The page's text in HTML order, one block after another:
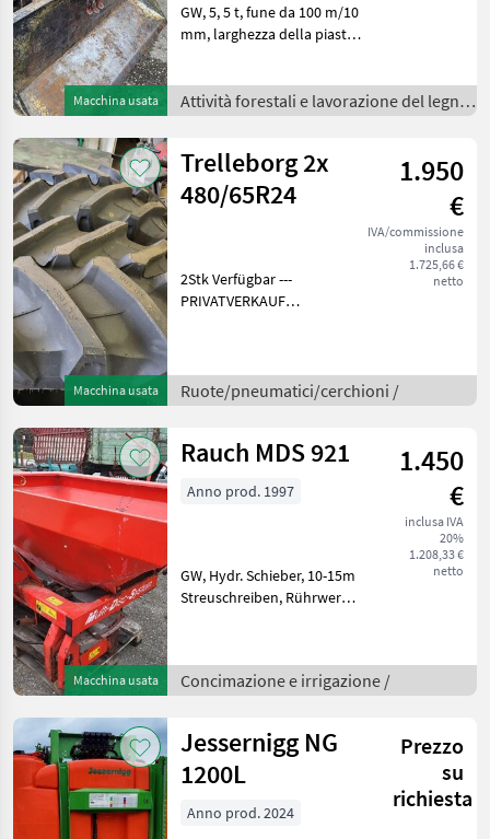
Macchina usata
GW, 5, 5 t, fune da 100 m/10
mm, larghezza della piastra
Attività forestali e
lavorazione del legno
Attività forestali e lavorazione del legno
/
Macchina usata
Trelleborg 2x
480/65R24
1.950
€
IVA/commissione
inclusa
1.725,66 €
netto
2Stk Verfügbar ---
PRIVATVERKAUF
Ruote/pneumatici/cerchioni /
Macchina usata
Rauch MDS 921
1.450
€
inclusa IVA
20%
1.208,33 €
netto
Anno prod. 1997
GW, Hydr. Schieber, 10-15m
Streuschreiben, Rührwerk,
idraulico, : Spandiconcime a
doppio disco Concimazione
Concimazione e irrigazione /
Jessernigg NG
1200L
Prezzo
su
richiesta
Anno prod. 2024